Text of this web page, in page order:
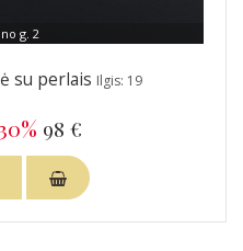
g. 2
su perlais Ilgis: 19
98 €